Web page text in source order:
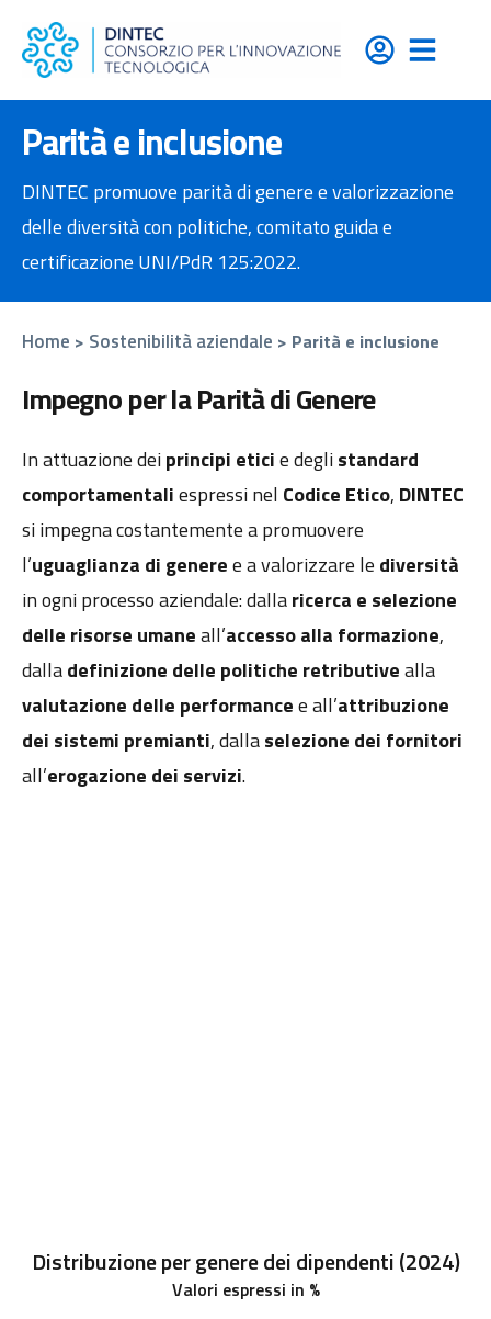
contenuto
Parità e inclusione
DINTEC promuove parità di genere e valorizzazione
delle diversità con politiche, comitato guida e
certificazione UNI/PdR 125:2022.
Home > Sostenibilità aziendale > Parità e inclusione
Impegno per la Parità di Genere
In attuazione deiprincipi eticie deglistandard
comportamentaliespressi nel Codice Etico, DINTEC
si impegna costantemente a promuovere
l’uguaglianza di generee a valorizzare le diversità
in ogni processo aziendale: dallaricerca e selezione
delle risorse umaneall’accesso alla formazione,
dalladefinizione delle politiche retributivealla
valutazione delle performancee all’attribuzione
dei sistemi premianti, dallaselezione dei fornitori
all’erogazione dei servizi.
Distribuzione per genere dei dipendenti (2024)
Valori espressi in %